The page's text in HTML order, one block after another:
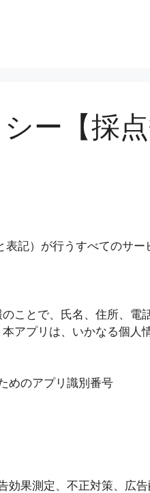
ー【採
記）が行うすべてのサー
ことで、氏名、住所、電
アプリは、いかなる個人
めのアプリ識別番号
効果測定、不正対策、広